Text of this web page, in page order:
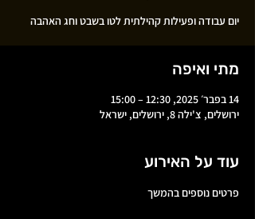
יום עבודה ופעילות קהילתית לטו בשבט וחג האהבה
מתי ואיפה
14 בפבר׳ 2025, 12:30 – 15:00
ירושלים, צ'ילה 8, ירושלים, ישראל
עוד על האירוע
פרטים נוספים בהמשך